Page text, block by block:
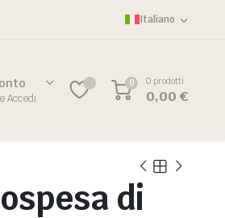
Italiano
Accedi
0 0 prodotti
0,00€
di